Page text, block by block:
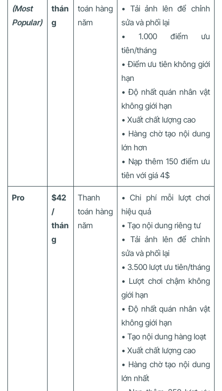
(Most
Popular)
thán
g
toán hàng
năm
• Tải ảnh lên để chỉnh
sửa và phối lại
• 1.000 điểm ưu
tiên/tháng
• Điểm ưu tiên không giới
hạn
• Độ nhất quán nhân vật
không giới hạn
• Xuất chất lượng cao
• Hàng chờ tạo nội dung
lớn hơn
• Nạp thêm 150 điểm ưu
tiên với giá 4$
Pro
$42
/
thán
g
Thanh
toán hàng
năm
• Chi phí mỗi lượt chơi
hiệu quả
• Tạo nội dung riêng tư
• Tải ảnh lên để chỉnh
sửa và phối lại
• 3.500 lượt ưu tiên/tháng
• Lượt chơi chậm không
giới hạn
• Độ nhất quán nhân vật
không giới hạn
• Tạo nội dung hàng loạt
• Xuất chất lượng cao
• Hàng chờ tạo nội dung
lớn nhất